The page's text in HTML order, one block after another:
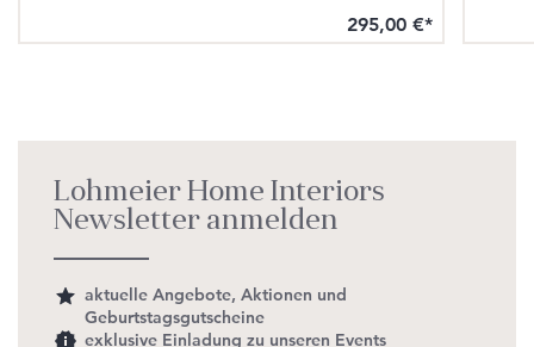
295,00 €*
Lohmeier Home Interiors
Newsletter anmelden
aktuelle Angebote, Aktionen und
Geburtstagsgutscheine
exklusive Einladung zu unseren Events